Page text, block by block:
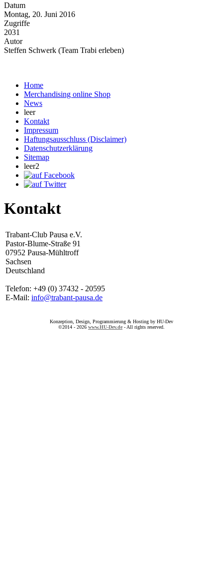
Datum
Montag, 20. Juni 2016
Zugriffe
2031
Autor
Steffen Schwerk (Team Trabi erleben)
Home
Merchandising online Shop
News
leer
Kontakt
Impressum
Haftungsausschluss (Disclaimer)
Datenschutzerklärung
Sitemap
leer2
Kontakt
Trabant-Club Pausa e.V.
Pastor-Blume-Straße 91
07952 Pausa-Mühltroff
Sachsen
Deutschland
Telefon: +49 (0) 37432 - 20595
E-Mail: info@trabant-pausa.de
Konzeption, Design, Programmierung & Hosting by HU-Dev
©2014 - 2026 www.HU-Dev.de - All rights reserved.